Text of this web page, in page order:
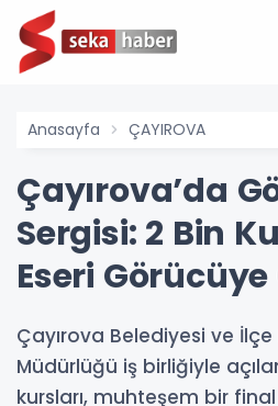
Anasayfa ÇAYIROVA
Çayırova’da
Sergisi: 2 Bin
Eseri Görücüye
Çayırova Belediyesi ve
Müdürlüğü iş birliğiyle
kursları, muhteşem bir